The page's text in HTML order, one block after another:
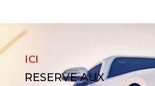
ICI
RESERVE AUX